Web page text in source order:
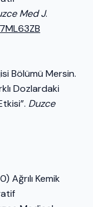
Med J.
Bölümü Mersin.
Dozlardaki
Duzce
Ağrılı Kemik